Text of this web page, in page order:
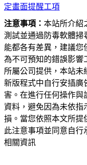
定畫面提醒工項
注意事項： 本站所介紹
測試並通過防毒軟體掃
能都各有差異，建議您
為不可預知的錯誤影響
所屬公司提供，本站未
新版程式中自行安插廣
害。在進行任何操作
資料，避免因為未依指
損。當您依照本文所提
此注意事項並同意自行
相關資訊